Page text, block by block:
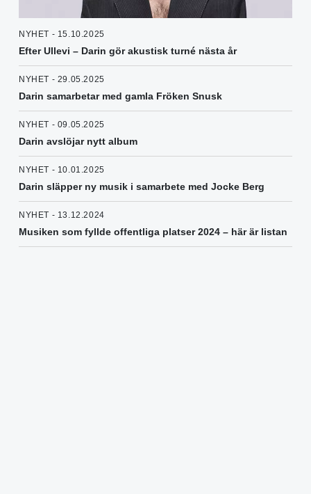
NYHET - 15.10.2025
Efter Ullevi – Darin gör akustisk turné nästa år
NYHET - 29.05.2025
Darin samarbetar med gamla Fröken Snusk
NYHET - 09.05.2025
Darin avslöjar nytt album
NYHET - 10.01.2025
Darin släpper ny musik i samarbete med Jocke Berg
NYHET - 13.12.2024
Musiken som fyllde offentliga platser 2024 – här är listan